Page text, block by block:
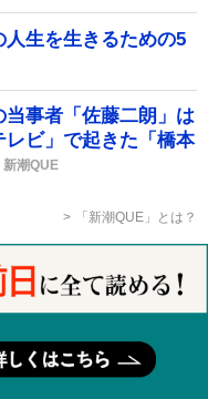
生を生きるための5
当事者「佐藤二朗」は
ビ」で起きた「橋本
新潮QUE
「新潮QUE」とは？